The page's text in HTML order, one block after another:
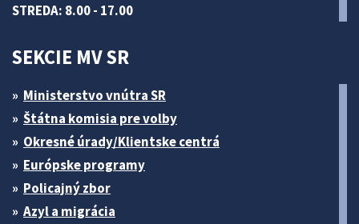
STREDA: 8.00 - 17.00
SEKCIE MV SR
Ministerstvo vnútra SR
Štátna komisia pre volby
Okresné úrady/Klientske centrá
Európske programy
Policajný zbor
Azyl a migrácia